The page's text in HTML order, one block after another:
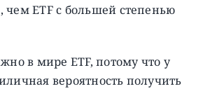
ETF с большей степенью
в мире ETF, потому что у
вероятность получить